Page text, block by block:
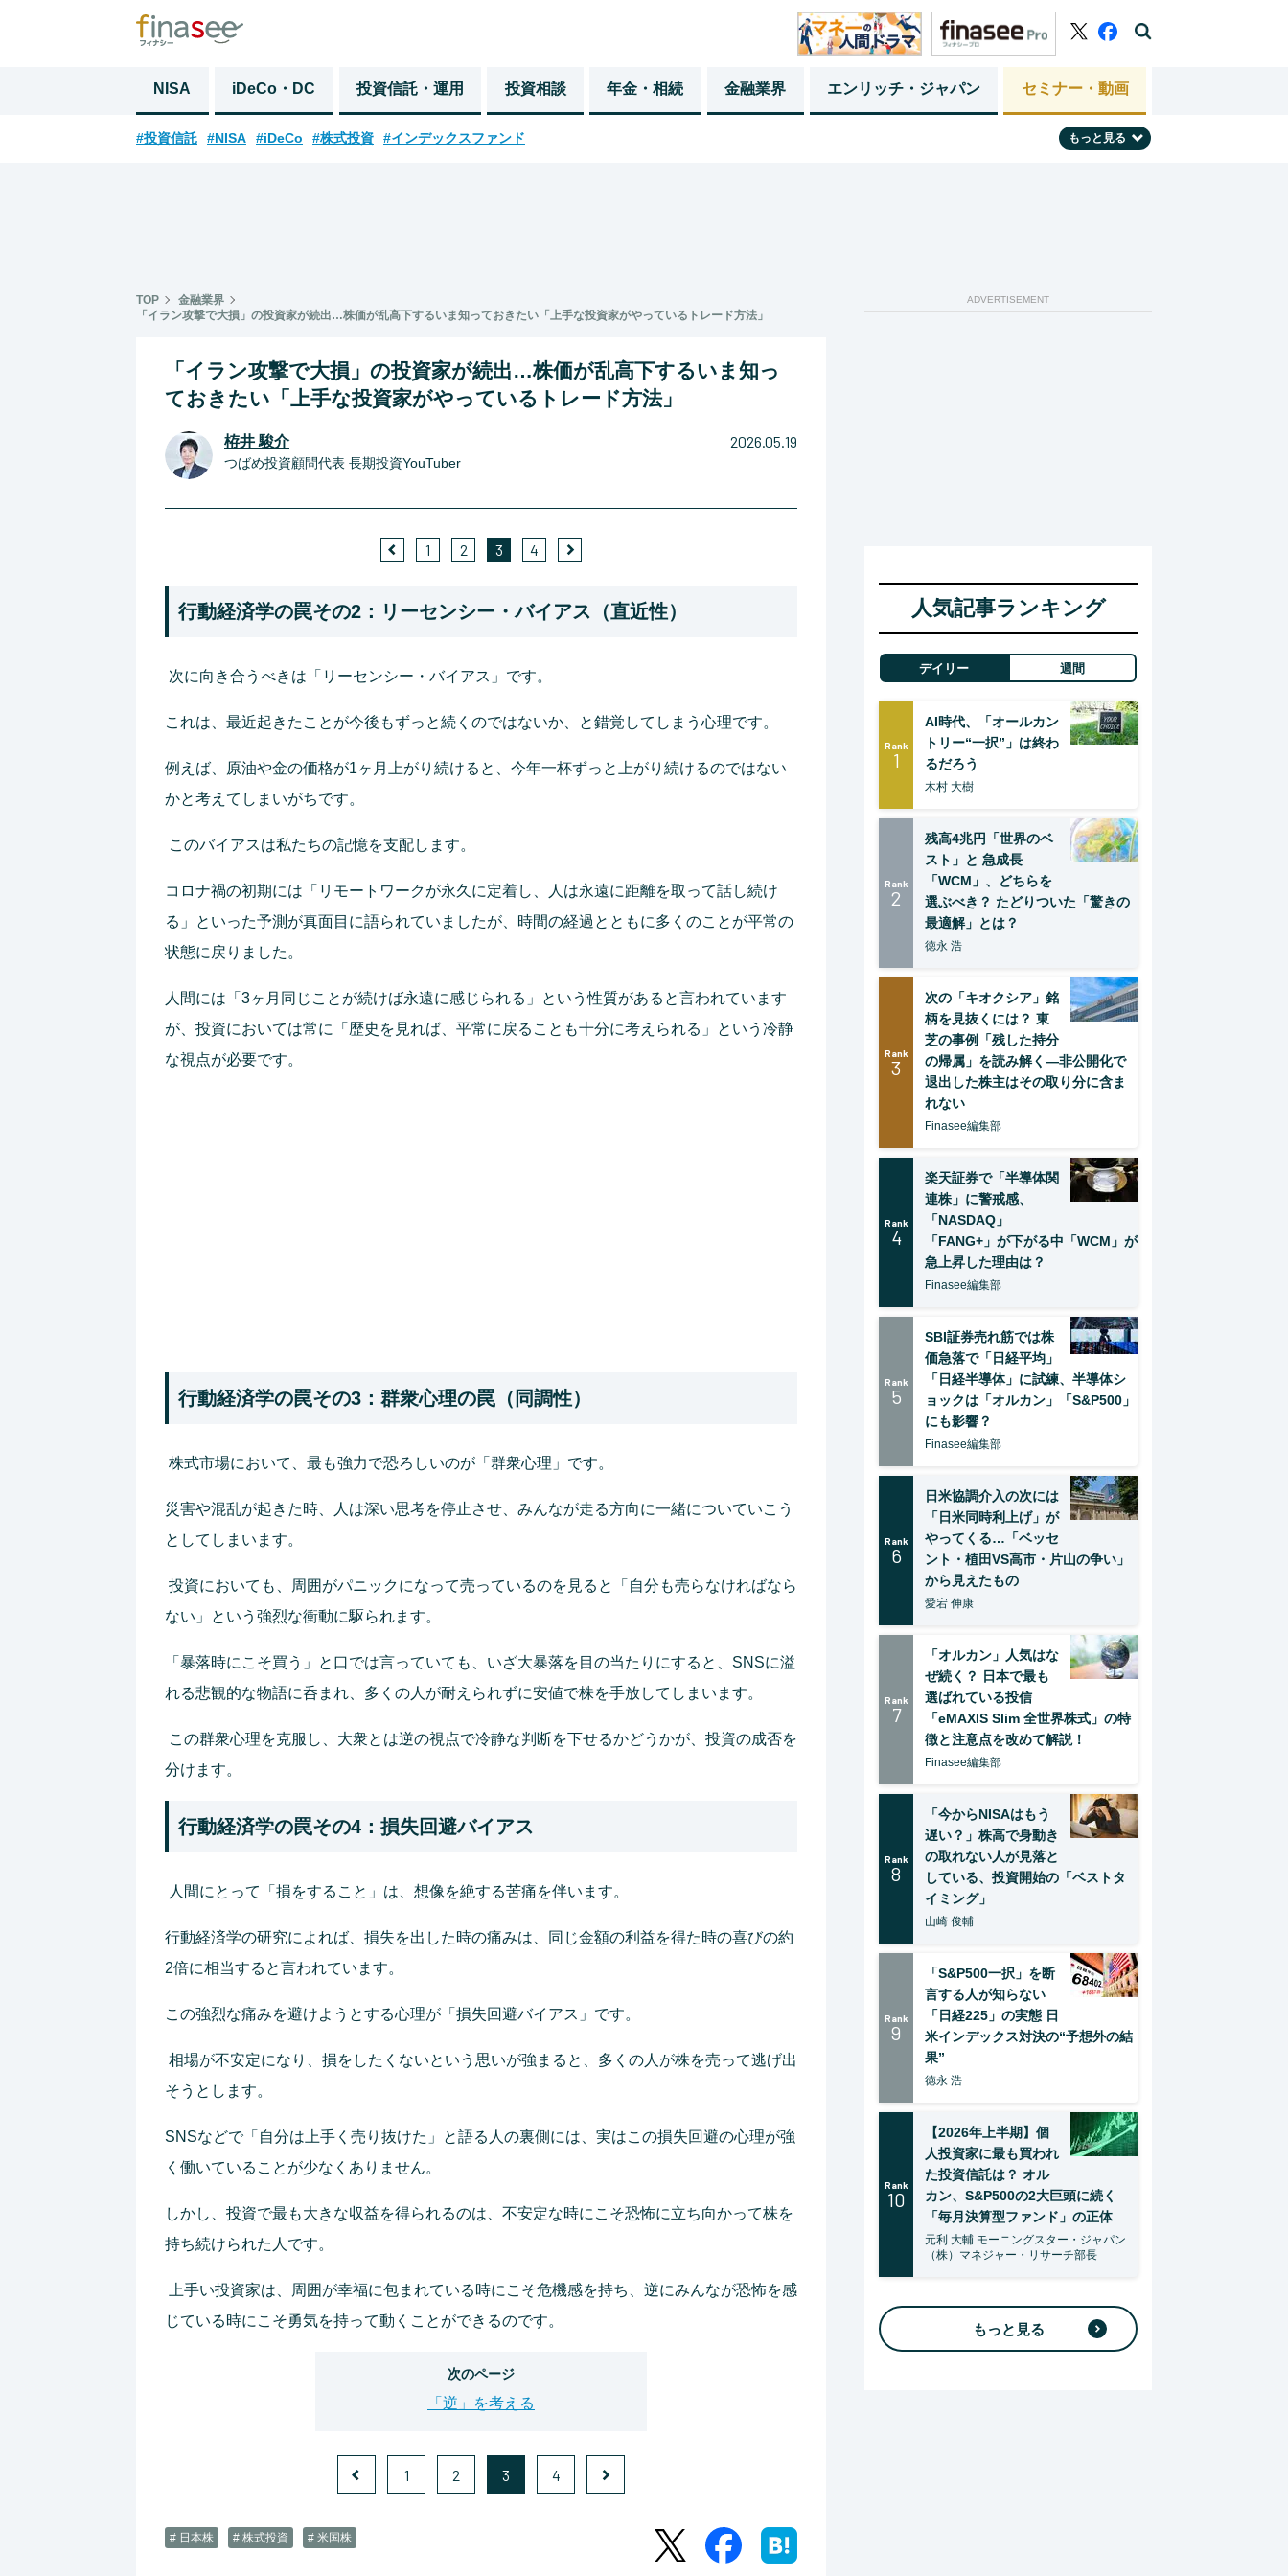
NISA iDeCo・DC 投資信託・運用 投資相談 年金・相続 金融業界 エンリッチ・ジャパン セミナー・動画
#投資信託 #NISA #iDeCo #株式投資 #インデックスファンド もっと見る
TOP
金融業界
「イラン攻撃で大損」の投資家が続出…株価が乱高下するいま知っておきたい「上手な投資家がやっているトレード方法」
「イラン攻撃で大損」の投資家が続出…株価が乱高下するいま知っ
ておきたい「上手な投資家がやっているトレード方法」
栫井 駿介
つばめ投資顧問代表 長期投資YouTuber
2026.05.19
1 2 3 4
行動経済学の罠その2：リーセンシー・バイアス（直近性）
次に向き合うべきは「リーセンシー・バイアス」です。
これは、最近起きたことが今後もずっと続くのではないか、と錯覚してしまう心理です。
例えば、原油や金の価格が1ヶ月上がり続けると、今年一杯ずっと上がり続けるのではない
かと考えてしまいがちです。
このバイアスは私たちの記憶を支配します。
コロナ禍の初期には「リモートワークが永久に定着し、人は永遠に距離を取って話し続け
る」といった予測が真面目に語られていましたが、時間の経過とともに多くのことが平常の
状態に戻りました。
人間には「3ヶ月同じことが続けば永遠に感じられる」という性質があると言われています
が、投資においては常に「歴史を見れば、平常に戻ることも十分に考えられる」という冷静
な視点が必要です。
行動経済学の罠その3：群衆心理の罠（同調性）
株式市場において、最も強力で恐ろしいのが「群衆心理」です。
災害や混乱が起きた時、人は深い思考を停止させ、みんなが走る方向に一緒についていこう
としてしまいます。
投資においても、周囲がパニックになって売っているのを見ると「自分も売らなければなら
ない」という強烈な衝動に駆られます。
「暴落時にこそ買う」と口では言っていても、いざ大暴落を目の当たりにすると、SNSに溢
れる悲観的な物語に呑まれ、多くの人が耐えられずに安値で株を手放してしまいます。
この群衆心理を克服し、大衆とは逆の視点で冷静な判断を下せるかどうかが、投資の成否を
分けます。
行動経済学の罠その4：損失回避バイアス
人間にとって「損をすること」は、想像を絶する苦痛を伴います。
行動経済学の研究によれば、損失を出した時の痛みは、同じ金額の利益を得た時の喜びの約
2倍に相当すると言われています。
この強烈な痛みを避けようとする心理が「損失回避バイアス」です。
相場が不安定になり、損をしたくないという思いが強まると、多くの人が株を売って逃げ出
そうとします。
SNSなどで「自分は上手く売り抜けた」と語る人の裏側には、実はこの損失回避の心理が強
く働いていることが少なくありません。
しかし、投資で最も大きな収益を得られるのは、不安定な時にこそ恐怖に立ち向かって株を
持ち続けられた人です。
上手い投資家は、周囲が幸福に包まれている時にこそ危機感を持ち、逆にみんなが恐怖を感
じている時にこそ勇気を持って動くことができるのです。
次のページ
「逆」を考える
1 2 3 4
# 日本株 # 株式投資 # 米国株
ADVERTISEMENT
人気記事ランキング
デイリー 週間
Rank
1
AI時代、「オールカン
トリー“一択”」は終わ
るだろう
木村 大樹
Rank
2
残高4兆円「世界のベ
スト」と 急成長
「WCM」、どちらを
選ぶべき？ たどりついた「驚きの
最適解」とは？
徳永 浩
Rank
3
次の「キオクシア」銘
柄を見抜くには？ 東
芝の事例「残した持分
の帰属」を読み解く—非公開化で
退出した株主はその取り分に含ま
れない
Finasee編集部
Rank
4
楽天証券で「半導体関
連株」に警戒感、
「NASDAQ」
「FANG+」が下がる中「WCM」が
急上昇した理由は？
Finasee編集部
Rank
5
SBI証券売れ筋では株
価急落で「日経平均」
「日経半導体」に試練、半導体シ
ョックは「オルカン」「S&P500」
にも影響？
Finasee編集部
Rank
6
日米協調介入の次には
「日米同時利上げ」が
やってくる…「ベッセ
ント・植田VS高市・片山の争い」
から見えたもの
愛宕 伸康
Rank
7
「オルカン」人気はな
ぜ続く？ 日本で最も
選ばれている投信
「eMAXIS Slim 全世界株式」の特
徴と注意点を改めて解説！
Finasee編集部
Rank
8
「今からNISAはもう
遅い？」株高で身動き
の取れない人が見落と
している、投資開始の「ベストタ
イミング」
山崎 俊輔
Rank
9
「S&P500一択」を断
言する人が知らない
「日経225」の実態 日
米インデックス対決の“予想外の結
果”
徳永 浩
Rank
10
【2026年上半期】個
人投資家に最も買われ
た投資信託は？ オル
カン、S&P500の2大巨頭に続く
「毎月決算型ファンド」の正体
元利 大輔 モーニングスター・ジャパン
（株）マネジャー・リサーチ部長
もっと見る